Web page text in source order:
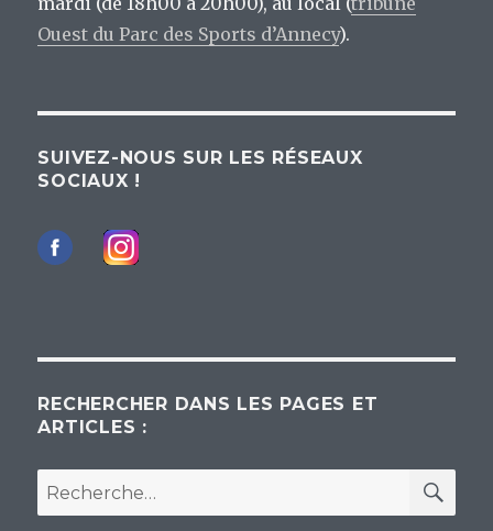
Ouest du Parc des Sports d’Annecy).
SUIVEZ-NOUS SUR LES RÉSEAUX
SOCIAUX !
RECHERCHER DANS LES PAGES ET
ARTICLES :
Recherche
pour :